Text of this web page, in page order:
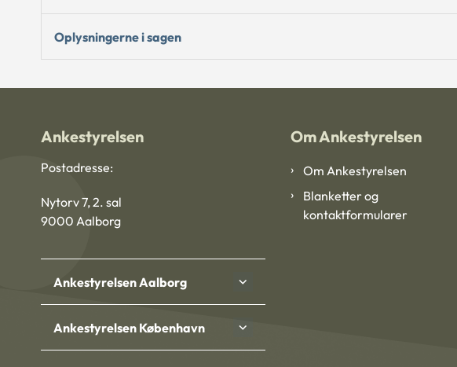
Oplysningerne i sagen
Ankestyrelsen
Postadresse:
Nytorv 7, 2. sal
9000 Aalborg
Ankestyrelsen Aalborg
Ankestyrelsen København
Om Ankestyrelsen
Om Ankestyrelsen
Blanketter og
kontaktformularer